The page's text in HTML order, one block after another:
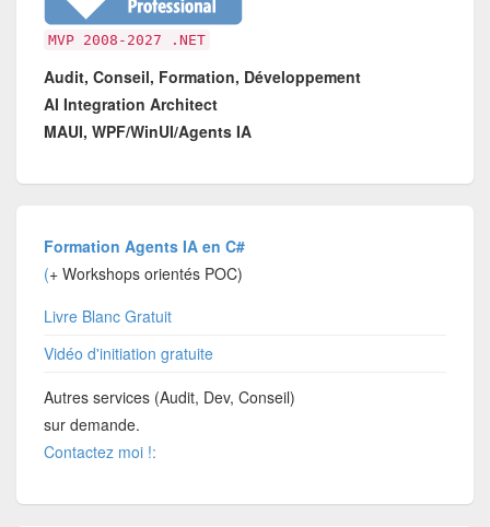
MVP 2008-2027 .NET
Audit, Conseil, Formation, Développement
AI Integration Architect
MAUI, WPF/WinUI/Agents IA
Formation Agents IA en C#
(+ Workshops orientés POC)
Livre Blanc Gratuit
Vidéo d'initiation gratuite
Autres services (Audit, Dev, Conseil)
sur demande.
Contactez moi !: